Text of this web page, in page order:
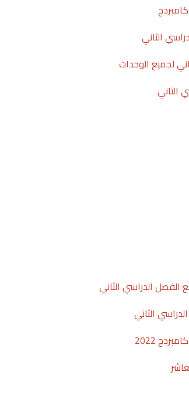
الثاني
لجميع الوحدات
الثاني
الفصل الدراسي الثاني
الثاني
2022